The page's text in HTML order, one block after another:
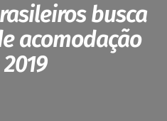
busca
acomodação